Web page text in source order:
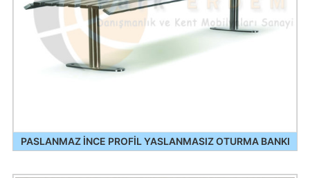
PASLANMAZ İNCE PROFİL YASLANMASIZ OTURMA BANKI